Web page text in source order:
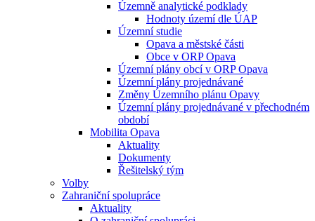
Územně analytické podklady
Hodnoty území dle ÚAP
Územní studie
Opava a městské části
Obce v ORP Opava
Územní plány obcí v ORP Opava
Územní plány projednávané
Změny Územního plánu Opavy
Územní plány projednávané v přechodném
období
Mobilita Opava
Aktuality
Dokumenty
Řešitelský tým
Volby
Zahraniční spolupráce
Aktuality